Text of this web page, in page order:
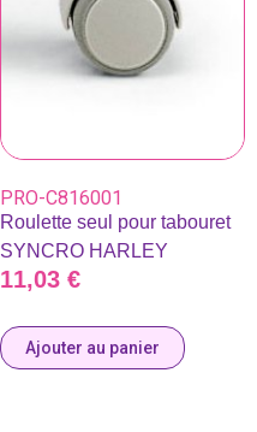
PRO-C816001
Roulette seul pour tabouret
SYNCRO HARLEY
11,03 €
Ajouter au panier